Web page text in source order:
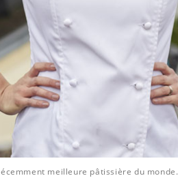
meilleure pâtissière du monde.